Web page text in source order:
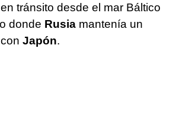
tránsito desde el mar Báltico
donde Rusia mantenía un
Japón.